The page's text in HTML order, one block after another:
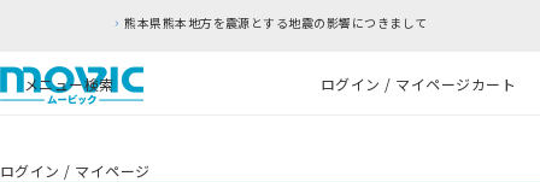
熊本県熊本地方を震源とする地震の影響につきまして
メニュー検索 ログイン / マイページカート
ログイン / マイページ